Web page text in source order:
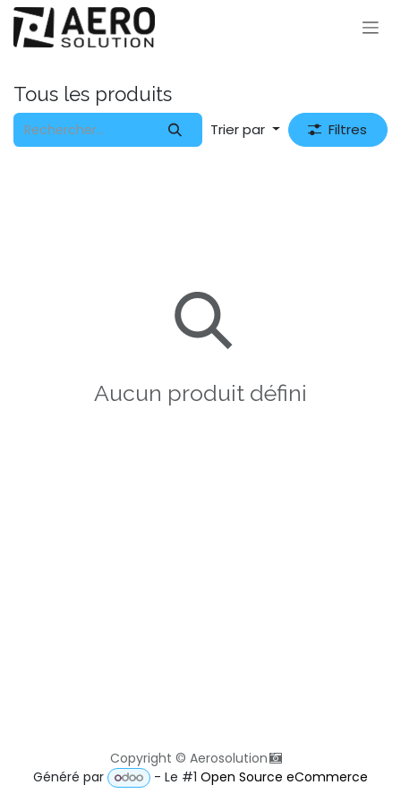
Se rendre au contenu
Tous les produits
Trier par Filtres
Aucun produit défini
Copyright © Aerosolution
Généré par
- Le #1Open Source eCommerce